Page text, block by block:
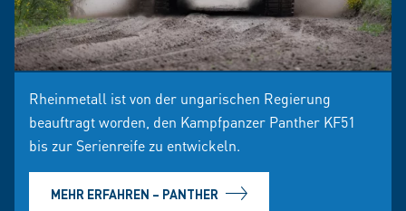
Rheinmetall ist von der ungarischen Regierung
beauftragt worden, den Kampfpanzer Panther KF51
bis zur Serienreife zu entwickeln.
MEHR ERFAHREN – PANTHER